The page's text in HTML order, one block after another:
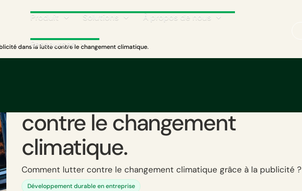
Produit Solutions À propos de nous
Ressources
dans la lutte contre le changement climatique.
contre le changement
climatique.
Comment lutter contre le changement climatique grâce à la publicité ?
Développement durable en entreprise